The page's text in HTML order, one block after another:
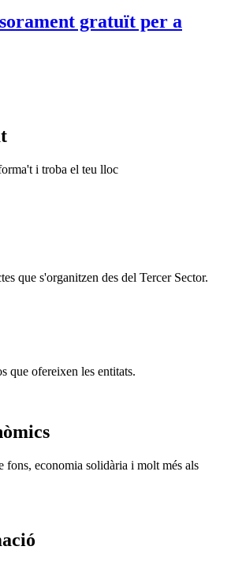
gratuït per a
i troba el teu lloc
que s'organitzen des del Tercer Sector.
que ofereixen les entitats.
fons, economia solidària i molt més als